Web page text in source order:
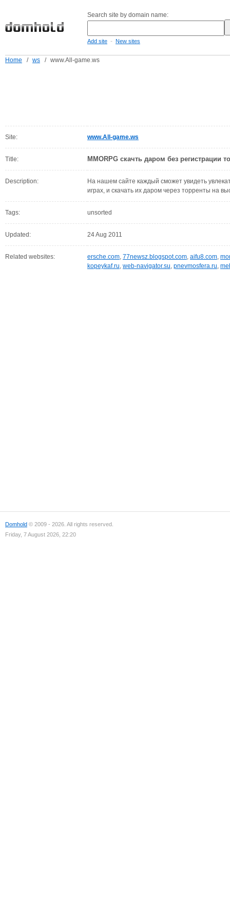
Search site by domain name:
Add site - New sites
Home / ws / www.All-game.ws
Site: www.All-game.ws
Title: MMORPG скачть даром без регистрации
Description:
На нашем сайте каждый сможет увидеть
играх, и скачать их даром через торренты на
Tags: unsorted
Updated: 24 Aug 2011
Related websites: ersche.com, 77newsz.blogspot.com, aifu8.com,
kopeykaf.ru, web-navigator.su, pnevmosfera.ru,
Domhold © 2009 - 2026. All rights reserved.
Friday, 7 August 2026, 22:20